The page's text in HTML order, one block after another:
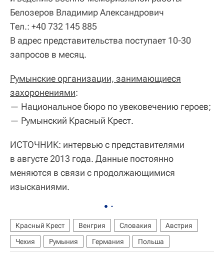
Белозеров Владимир Александрович
Тел.: +40 732 145 885
В адрес представительства поступает 10-30
запросов в месяц.
Румынские организации, занимающиеся
захоронениями:
— Национальное бюро по увековечению героев;
— Румынский Красный Крест.
ИСТОЧНИК: интервью с представителями
в августе 2013 года. Данные постоянно
меняются в связи с продолжающимися
изысканиями.
Красный Крест Венгрия Словакия
Австрия
Чехия
Румыния Германия Польша